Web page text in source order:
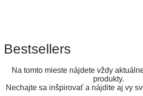
Bestsellers
Na tomto mieste nájdete vždy
produkty.
Nechajte sa inšpirovať a nájdite aj vy